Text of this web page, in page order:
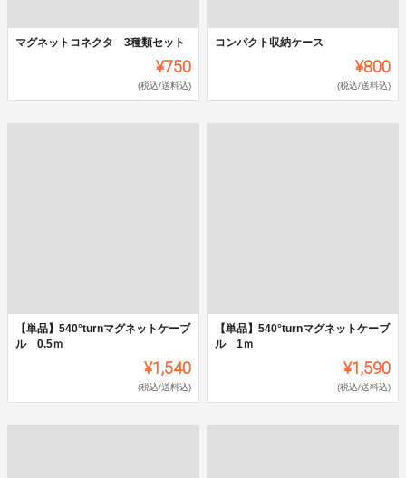
マグネットコネクタ 3種類セット
¥750
(税込/送料込)
コンパクト収納ケース
¥800
(税込/送料込)
【単品】540°turnマグネットケーブ
ル 0.5ｍ
¥1,540
(税込/送料込)
【単品】540°turnマグネットケーブ
ル 1ｍ
¥1,590
(税込/送料込)